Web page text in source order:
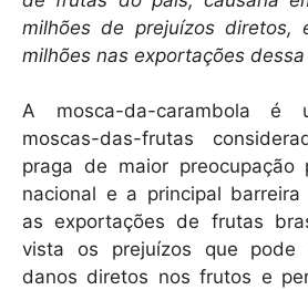
p
p
o
o
k
milhões de prejuízos diretos,
milhões nas exportações
A mosca-da-carambola é
moscas-das-frutas
praga de maior preocupação
nacional e a principal
as exportações de frutas
vista os prejuízos que pode
danos diretos nos frutos e